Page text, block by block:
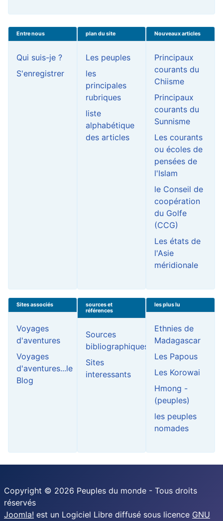
Entre nous
Qui suis-je ?
S'enregistrer
plan du site
Les peuples
les
principales
rubriques
liste
alphabétique
des articles
Nouveaux articles
Principaux
courants du
Chiisme
Principaux
courants du
Sunnisme
Les courants
ou écoles de
pensées de
l'Islam
le Conseil de
coopération
du Golfe
(CCG)
Les états de
l'Asie
méridionale
Sites associés
Voyages
d'aventures
Voyages
d'aventures...le
Blog
sources et
références
Sources
bibliographiques
Sites
interessants
les plus lu
Ethnies de
Madagascar
Les Papous
Les Korowai
Hmong -
(peuples)
les peuples
nomades
Copyright © 2026 Peuples du monde - Tous droits
réservés
Joomla! est un Logiciel Libre diffusé sous licence GNU